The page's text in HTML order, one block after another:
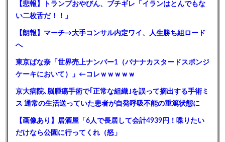
【悲報】トランプおやびん、ブチギレ「イランはとんでもな
い二枚舌だ！！」
【朗報】マーチ→大手コンサル内定ワイ、人生勝ち組ロード
へ
東京ばな奈「世界売上ナンバー1（バナナカスタードスポンジ
ケーキにおいて）」←コレｗｗｗｗｗ
京大病院､脳腫瘍手術で｢正常な組織｣を誤って摘出する手術ミ
ス 通常の生活送っていた患者が自発呼吸不能の重篤状態に
【画像あり】居酒屋「6人で長居して会計4939円！喋りたい
だけなら公園に行ってくれ（怒」